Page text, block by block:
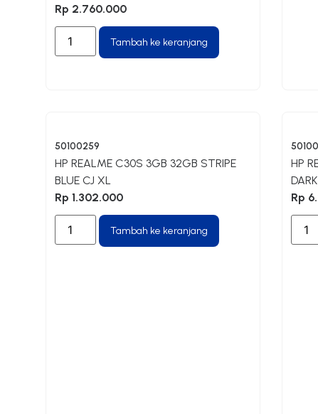
Rp 2.760.000
Tambah ke keranjang
50100259
HP REALME C30S 3GB 32GB STRIPE
BLUE CJ XL
Rp 1.302.000
Tambah ke keranjang
HP
Rp